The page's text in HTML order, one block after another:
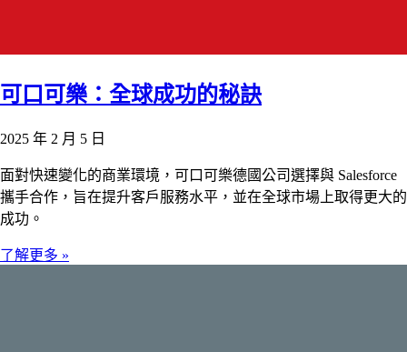
可口可樂：全球成功的秘訣
2025 年 2 月 5 日
面對快速變化的商業環境，可口可樂德國公司選擇與 Salesforce
攜手合作，旨在提升客戶服務水平，並在全球市場上取得更大的
成功。
了解更多 »